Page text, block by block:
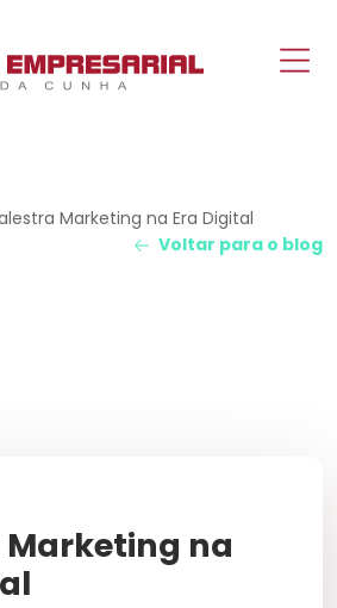
Marketing na Era Digital
Voltar para o blog
Marketing na